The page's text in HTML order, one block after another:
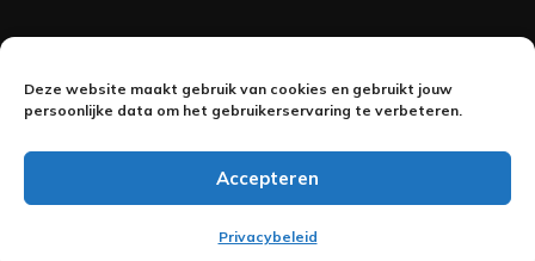
Deze website maakt gebruik van cookies en gebruikt jouw
persoonlijke data om het gebruikerservaring te verbeteren.
Accepteren
Privacybeleid
Onderhoud:
Nederlands